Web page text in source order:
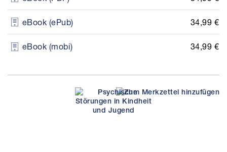
eBook (ePub) 34,99 €
eBook (mobi) 34,99 €